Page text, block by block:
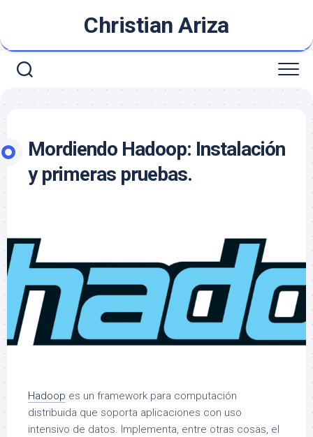
contenido
Christian Ariza
Mordiendo Hadoop: Instalación
y primeras pruebas.
Hadoop es un framework para computación
distribuida que soporta aplicaciones con uso
intensivo de datos. Implementa, entre otras cosas, el